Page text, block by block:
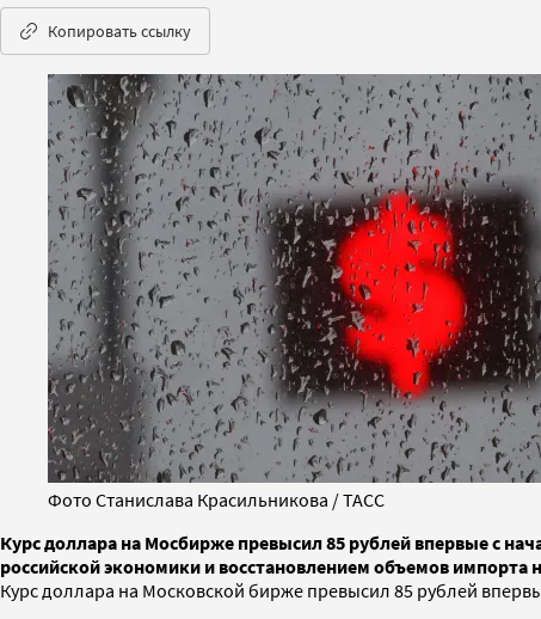
Копировать ссылку
Фото Станислава Красильникова / ТАСС
Курс доллара на Мосбирже превысил 85 рублей впервые с
российской экономики и восстановлением объемов
Курс доллара на Московской бирже превысил 85 рублей